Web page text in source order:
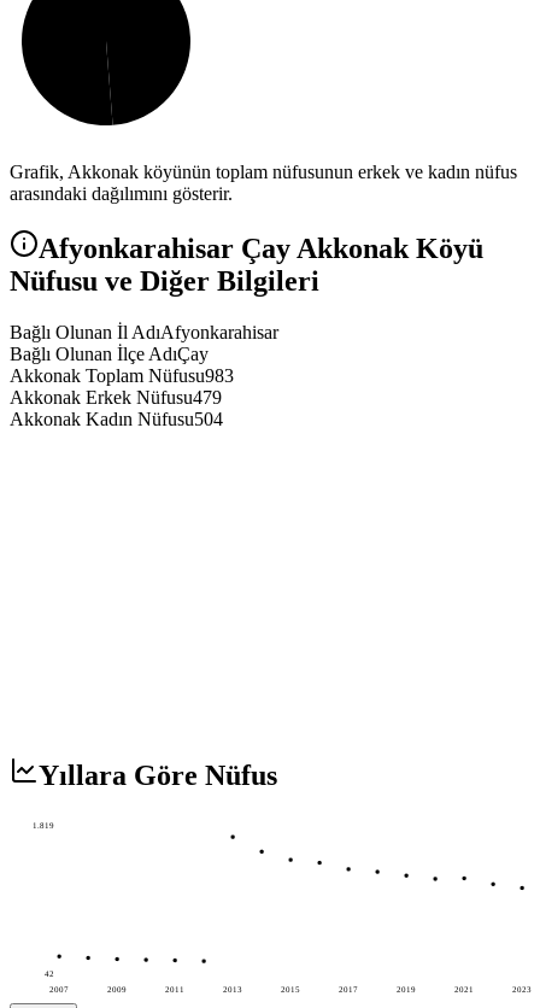
Grafik, Akkonak köyünün toplam nüfusunun erkek ve kadın nüfus
arasındaki dağılımını gösterir.
Afyonkarahisar Çay Akkonak Köyü
Nüfusu ve Diğer Bilgileri
Bağlı Olunan İl AdıAfyonkarahisar
Bağlı Olunan İlçe AdıÇay
Akkonak Toplam Nüfusu983
Akkonak Erkek Nüfusu479
Akkonak Kadın Nüfusu504
Yıllara Göre Nüfus
2007 2009 2011 2013 2015 2017 2019 2021 2023
1.819
42